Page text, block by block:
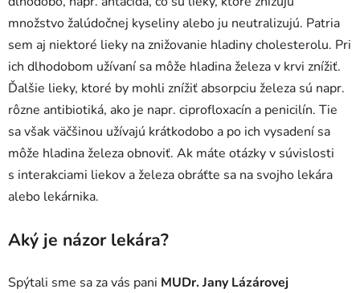
množstvo žalúdočnej kyseliny alebo ju neutralizujú. Patria
sem aj niektoré lieky na znižovanie hladiny cholesterolu. Pri
ich dlhodobom užívaní sa môže hladina železa v krvi znížiť.
Ďalšie lieky, ktoré by mohli znížiť absorpciu železa sú napr.
rôzne antibiotiká, ako je napr. ciprofloxacín a penicilín. Tie
sa však väčšinou užívajú krátkodobo a po ich vysadení sa
môže hladina železa obnoviť. Ak máte otázky v súvislosti
s interakciami liekov a železa obráťte sa na svojho lekára
alebo lekárnika.
Aký je názor lekára?
Spýtali sme sa za vás pani MUDr. Jany Lázárovej